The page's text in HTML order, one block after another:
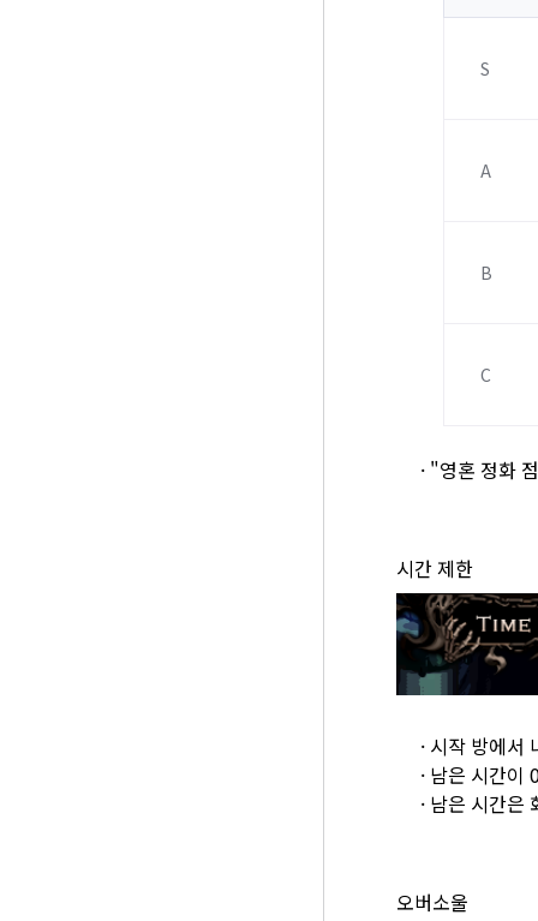
S
A
B
C
· "영혼 정화
시간 제한
· 시작 방에서
· 남은 시간이
· 남은 시간은
오버소울